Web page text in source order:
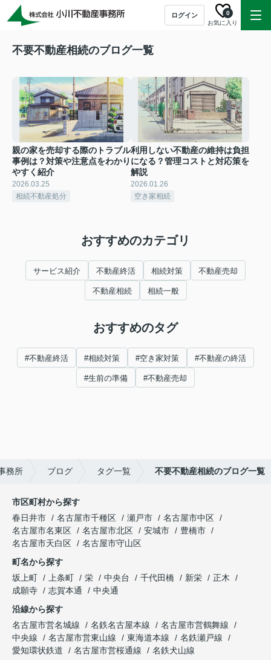
ログイン
お気に入り
0
不要不動産相続のブログ一覧
親の家を売却する際のトラブル
事例は？対策や注意点をわかり
やすく紹介
2026.03.25
相続不動産処分
利用しない不動産の維持は負担
になる？管理コストと対応策を
解説
2026.01.26
空き家相続
おすすめのカテゴリ
サービス紹介 不動産終活 相続対策 不動産売却
不動産相続 相続一般
おすすめのタグ
#不動産終活 #相続対策 #空き家対策 #不動産の終活
#生前の準備 #不動産売却
務所 ブログ タグ一覧 不要不動産相続のブログ一覧
市区町村から探す
春日井市
名古屋市千種区 瀬戸市
名古屋市中区
名古屋市名東区
名古屋市北区 安城市
豊橋市
名古屋市天白区
名古屋市守山区
町名から探す
坂上町
上条町 栄 中央台 千代田橋 新栄
正木
成願寺
志賀本通
中央通
沿線から探す
名古屋市営名城線
名鉄名古屋本線
名古屋市営鶴舞線
中央線
名古屋市営東山線 東海道本線
名鉄瀬戸線
愛知環状鉄道
名古屋市営桜通線
名鉄犬山線